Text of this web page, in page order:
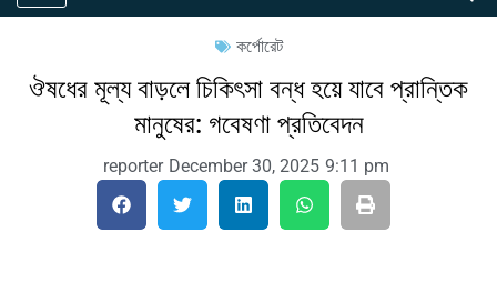
কর্পোরেট
ঔষধের মূল্য বাড়লে চিকিৎসা বন্ধ হয়ে যাবে প্রান্তিক
মানুষের: গবেষণা প্রতিবেদন
reporter December 30, 2025 9:11 pm